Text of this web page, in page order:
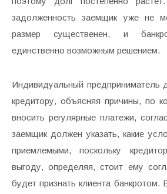
задолженность заемщик уже не
размер существенен, и
единственно возможным решением.
Индивидуальный предприниматель
кредитору, объясняя причины, по
вносить регулярные платежи,
заемщик должен указать, какие
приемлемыми, поскольку
выгоду, определяя, стоит ему
будет признать клиента банкротом.